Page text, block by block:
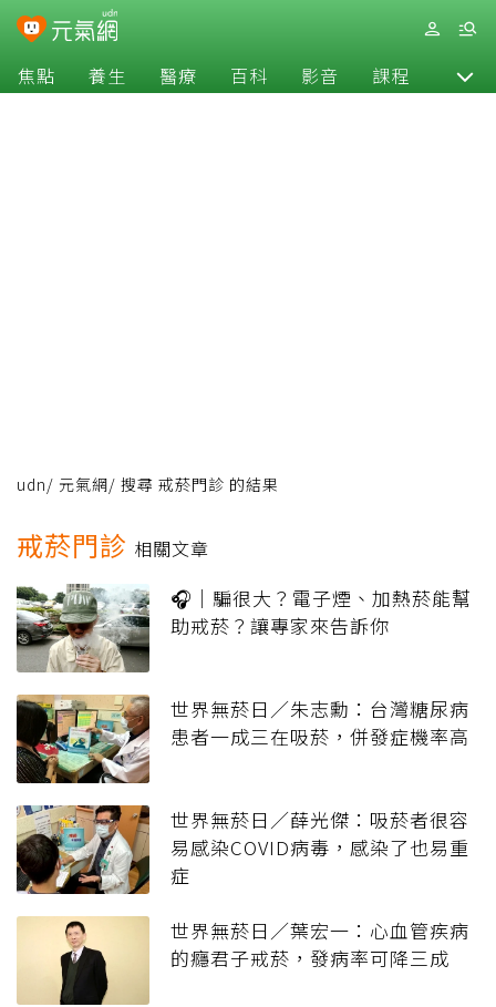
焦點 養生 醫療 百科 影音 課程 退休
udn/ 元氣網/ 搜尋 戒菸門診 的結果
戒菸門診 相關文章
🎧｜騙很大？電子煙、加熱菸能幫
助戒菸？讓專家來告訴你
世界無菸日／朱志勳：台灣糖尿病
患者一成三在吸菸，併發症機率高
世界無菸日／薛光傑：吸菸者很容
易感染COVID病毒，感染了也易重
症
世界無菸日／葉宏一：心血管疾病
的癮君子戒菸，發病率可降三成